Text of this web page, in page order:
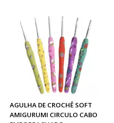
AGULHA DE CROCHÊ SOFT
AMIGURUMI CIRCULO CABO